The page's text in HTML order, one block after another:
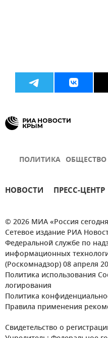
ПОЛИТИКА ОБЩЕСТВО
НОВОСТИ ПРЕСС-ЦЕНТР
© 2026 МИА «Россия
Сетевое издание РИА
Федеральной службе по
информационных
(Роскомнадзор) 08 апреля
Политика использования
логирования
Политика
Правила применения
Свидетельство о